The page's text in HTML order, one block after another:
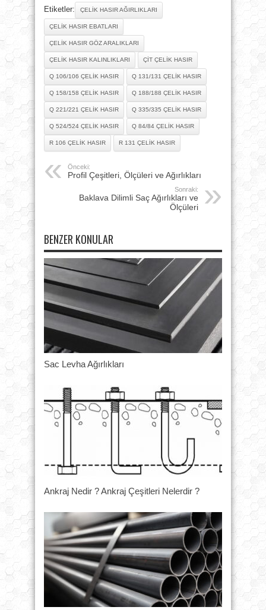
Etiketler: ÇELIK HASIR AĞIRLIKLARI
ÇELIK HASIR EBATLARI
ÇELIK HASIR GÖZ ARALIKLARI
ÇELIK HASIR KALINLIKLARI ÇIT ÇELIK HASIR
Q 106/106 ÇELIK HASIR Q 131/131 ÇELIK HASIR
Q 158/158 ÇELIK HASIR Q 188/188 ÇELIK HASIR
Q 221/221 ÇELIK HASIR Q 335/335 ÇELIK HASIR
Q 524/524 ÇELIK HASIR Q 84/84 ÇELIK HASIR
R 106 ÇELIK HASIR R 131 ÇELIK HASIR
Önceki:
Profil Çeşitleri, Ölçüleri ve Ağırlıkları
Sonraki:
Baklava Dilimli Saç Ağırlıkları ve
Ölçüleri
BENZER KONULAR
Sac Levha Ağırlıkları
Ankraj Nedir ? Ankraj Çeşitleri Nelerdir ?